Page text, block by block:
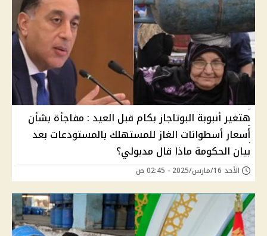
هتغير أنبوبة البوتاجاز بكام قبل العيد : مفاجأة بشأن
أسعار أسطوانات الغاز للمستهلك بالمستودعات بعد
بيان الحكومة ماذا قال مدبولي؟
الأحد 16/مارس/2025 - 02:45 ص